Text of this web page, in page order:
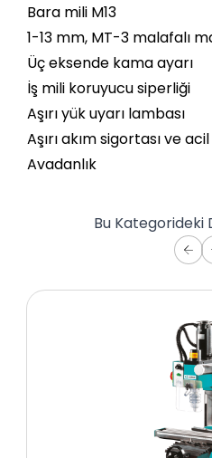
Bara mili M13
1-13 mm, MT-3 malafalı
Üç eksende kama ayarı
İş mili koruyucu siperliği
Aşırı yük uyarı lambası
Aşırı akım sigortası ve
Avadanlık
Bu Kategorideki